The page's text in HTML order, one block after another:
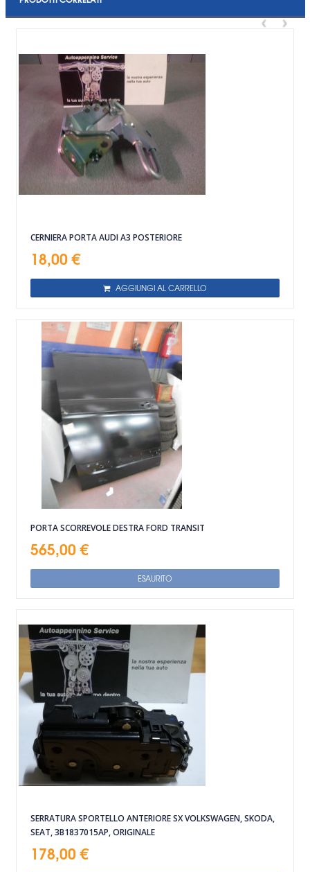
‹ ›
CERNIERA PORTA AUDI A3 POSTERIORE
18,00 €
AGGIUNGI AL CARRELLO
PORTA SCORREVOLE DESTRA FORD TRANSIT
565,00 €
ESAURITO
SERRATURA SPORTELLO ANTERIORE SX VOLKSWAGEN, SKODA,
SEAT, 3B1837015AP, ORIGINALE
178,00 €